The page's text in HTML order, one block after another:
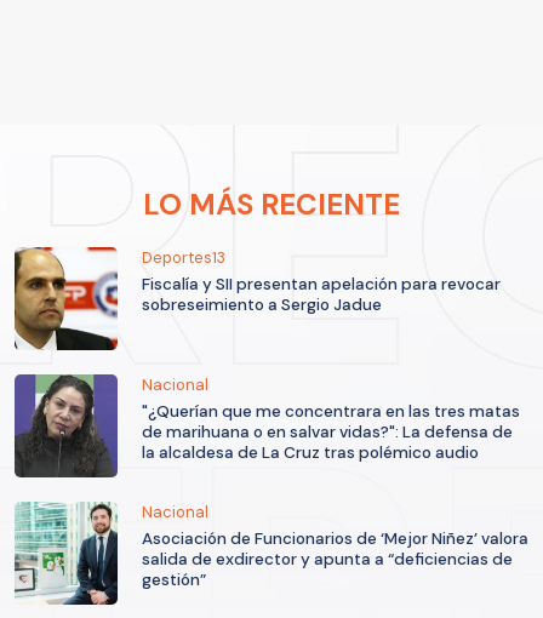
LO MÁS RECIENTE
Deportes13
Fiscalía y SII presentan apelación para revocar
sobreseimiento a Sergio Jadue
Nacional
"¿Querían que me concentrara en las tres matas
de marihuana o en salvar vidas?": La defensa de
la alcaldesa de La Cruz tras polémico audio
Nacional
Asociación de Funcionarios de ‘Mejor Niñez’ valora
salida de exdirector y apunta a “deficiencias de
gestión”